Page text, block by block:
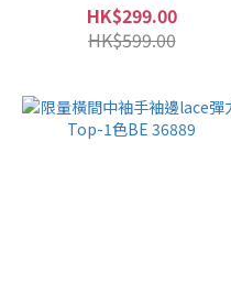
HK$299.00
HK$599.00